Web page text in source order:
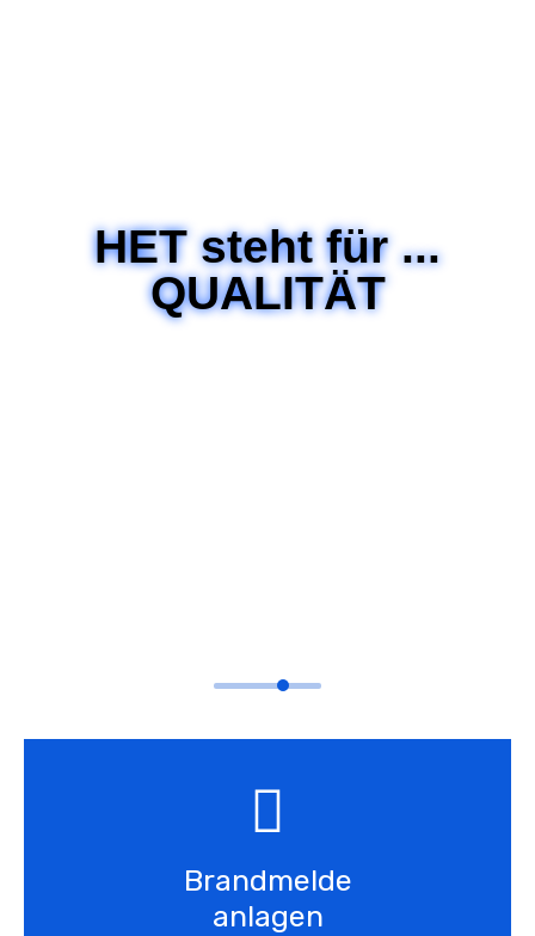
HET steht für ...
QUALITÄT
Brandmelde
anlagen